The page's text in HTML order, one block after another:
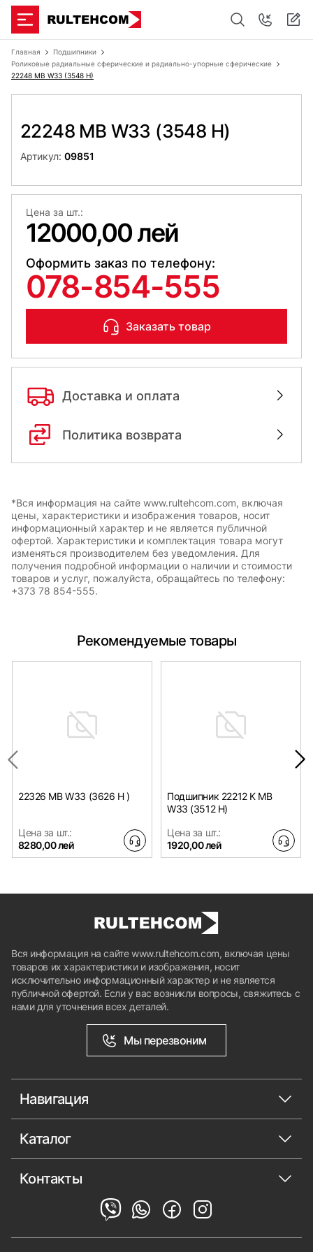
Главная
Подшипники
Роликовые радиальные сферические и радиально-упорные сферические
22248 MB W33 (3548 H)
22248 MB W33 (3548 H)
Артикул: 09851
Цена за шт.:
12000,00 лей
Оформить заказ по телефону:
078-854-555
Заказать товар
Доставка и оплата
Политика возврата
*Вся информация на сайте www.rultehcom.com, включая
цены, характеристики и изображения товаров, носит
информационный характер и не является публичной
офертой. Характеристики и комплектация товара могут
изменяться производителем без уведомления. Для
получения подробной информации о наличии и стоимости
товаров и услуг, пожалуйста, обращайтесь по телефону:
+373 78 854-555.
Рекомендуемые товары
22326 MB W33 (3626 H )
Цена за шт.:
8280,00 лей
Подшипник 22212 K MB
W33 (3512 H)
Цена за шт.:
1920,00 лей
Вся информация на сайте www.rultehcom.com, включая цены
товаров их характеристики и изображения, носит
исключительно информационный характер и не является
публичной офертой. Если у вас возникли вопросы, свяжитесь с
нами для уточнения всех деталей.
Мы перезвоним
Навигация
Каталог
Контакты